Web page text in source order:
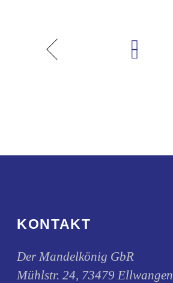
KONTAKT
Der Mandelkönig GbR
Mühlstr. 24, 73479 Ellwangen